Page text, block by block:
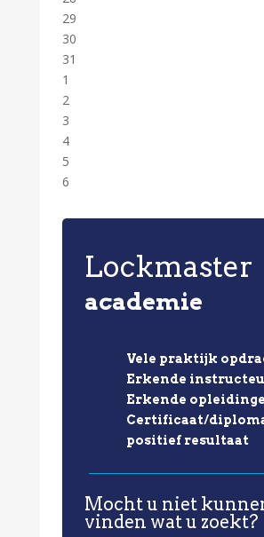
29
30
31
1
2
3
4
5
6
Lockmaster
academie
Vele praktijk
Erkende
Erkende
Certificaat/
positief resultaat
Mocht u niet
vinden wat u zoekt?